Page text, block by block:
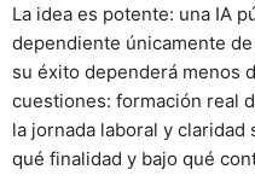
La idea es potente: una IA
dependiente únicamente
su éxito dependerá menos
cuestiones: formación real
la jornada laboral y claridad
qué finalidad y bajo qué